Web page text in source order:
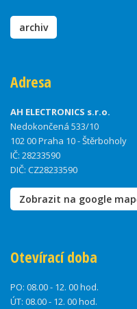
archiv
Adresa
AH ELECTRONICS s.r.o.
Nedokončená 533/10
102 00 Praha 10 - Štěrboholy
IČ: 28233590
DIČ: CZ28233590
Zobrazit na google
Otevírací doba
PO: 08.00 - 12. 00 hod.
ÚT: 08.00 - 12. 00 hod.